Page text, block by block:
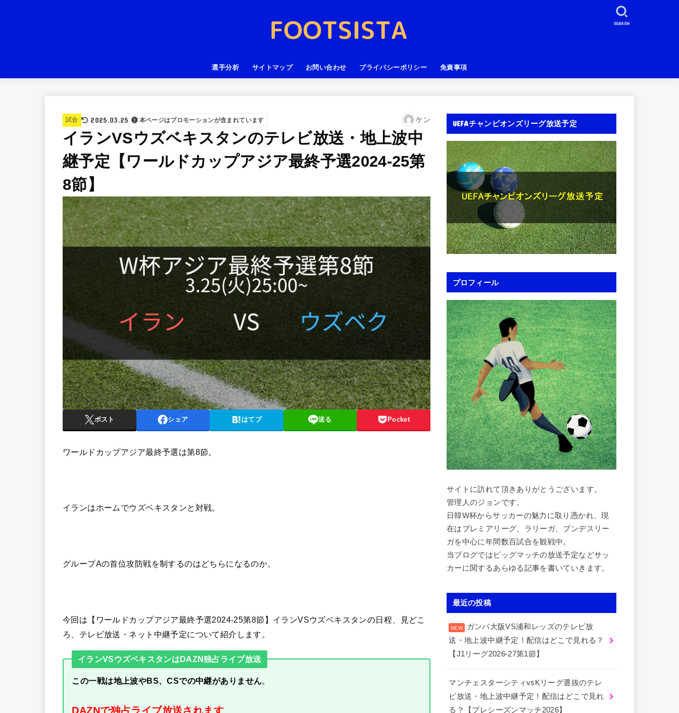
選手分析 サイトマップ お問い合わせ プライバシーポリシー 免責事項
SEARCH
試合 2025.03.25 本ページはプロモーションが含まれています ケン
イランVSウズベキスタンのテレビ放送・地上波中
継予定【ワールドカップアジア最終予選2024-25第
8節】
ポスト シェア はてブ 送る Pocket
ワールドカップアジア最終予選は第8節。
イランはホームでウズベキスタンと対戦。
グループAの首位攻防戦を制するのはどちらになるのか。
今回は【ワールドカップアジア最終予選2024-25第8節】イランVSウズベキスタンの日程、見どこ
ろ、テレビ放送・ネット中継予定について紹介します。
イランVSウズベキスタンはDAZN独占ライブ放送
この一戦は地上波やBS、CSでの中継がありません
DAZNで独占ライブ放送されます。
UEFAチャンピオンズリーグ放送予定
プロフィール
サイトに訪れて頂きありがとうございます。
管理人のジョンです。
日韓W杯からサッカーの魅力に取り憑かれ、現
在はプレミアリーグ、ラリーガ、ブンデスリー
ガを中心に年間数百試合を観戦中。
当ブログではビッグマッチの放送予定などサッ
カーに関するあらゆる記事を書いていきます。
最近の投稿
ガンバ大阪VS浦和レッズのテレビ放
送・地上波中継予定！配信はどこで見れる？
【J1リーグ2026-27第1節】
マンチェスターシティvsKリーグ選抜のテレ
ビ放送・地上波中継予定！配信はどこで見れ
る？【プレシーズンマッチ2026】